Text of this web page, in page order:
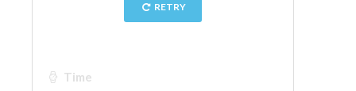
Le Corridor de Vasari